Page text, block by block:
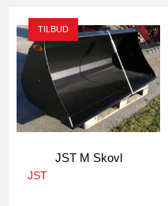
TILBUD
JST M Skovl
JST